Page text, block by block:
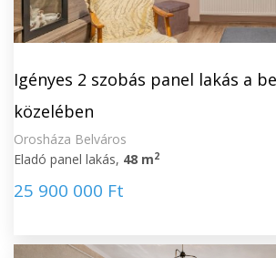
Igényes 2 szobás panel lakás a
közelében
Orosháza Belváros
Eladó panel lakás, 48 m2
25 900 000 Ft